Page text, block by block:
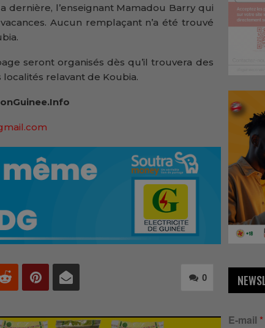
dernière, l’enseignant Mamadou Barry qui
Aucun remplaçant n’a été trouvé
seront organisés dès qu’il trouvera des
relavant de Koubia.
0
E-mail *